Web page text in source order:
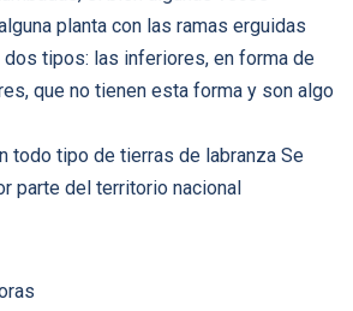
planta con las ramas erguidas
tipos: las inferiores, en forma de
que no tienen esta forma y son algo
todo tipo de tierras de labranza Se
parte del territorio nacional